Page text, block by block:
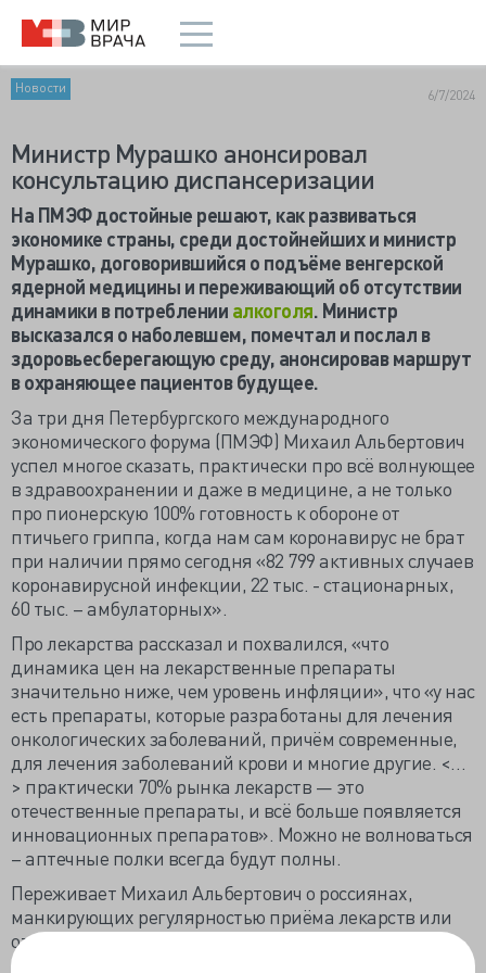
Новости 6/7/2024
Министр Мурашко анонсировал
консультацию диспансеризации
На ПМЭФ достойные решают, как развиваться
экономике страны, среди достойнейших и министр
Мурашко, договорившийся о подъёме венгерской
ядерной медицины и переживающий об отсутствии
динамики в потреблении алкоголя. Министр
высказался о наболевшем, помечтал и послал в
здоровьесберегающую среду, анонсировав маршрут
в охраняющее пациентов будущее.
За три дня Петербургского международного
экономического форума (ПМЭФ) Михаил Альбертович
успел многое сказать, практически про всё волнующее
в здравоохранении и даже в медицине, а не только
про пионерскую 100% готовность к обороне от
птичьего гриппа, когда нам сам коронавирус не брат
при наличии прямо сегодня «82 799 активных случаев
коронавирусной инфекции, 22 тыс. - стационарных,
60 тыс. – амбулаторных».
Про лекарства рассказал и похвалился, «что
динамика цен на лекарственные препараты
значительно ниже, чем уровень инфляции», что «у нас
есть препараты, которые разработаны для лечения
онкологических заболеваний, причём современные,
для лечения заболеваний крови и многие другие. <…
> практически 70% рынка лекарств — это
отечественные препараты, и всё больше появляется
инновационных препаратов». Можно не волноваться
– аптечные полки всегда будут полны.
Переживает Михаил Альбертович о россиянах,
манкирующих регулярностью приёма лекарств или
отказывающихся от лечения. «Сегодня лечение в
экстренной ситуации, например острого инфаркта